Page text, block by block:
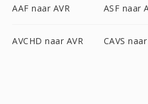
AAF naar AVR ASF naar
AVCHD naar AVR CAVS